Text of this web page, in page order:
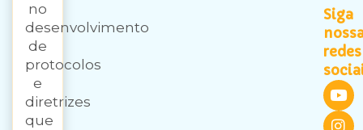
no
desenvolvimento
de
protocolos
e
diretrizes
que
Siga
redes